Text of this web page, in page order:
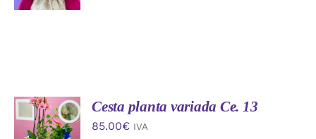
DETALLES
AÑADIR
AL
CARRITO
Cesta planta variada Ce. 13
85.00€ IVA